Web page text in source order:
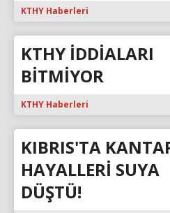
KTHY Haberleri
KTHY İDDİALARI
BİTMİYOR
KTHY Haberleri
KIBRIS'TA
HAYALLERİ SUYA
DÜŞTÜ!